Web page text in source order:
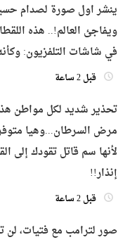
ينشر اول صورة لصدام
ويفاجئ العالم!.. هذه
في شاشات التلفزيون:
قبل 2 ساعة
تحذير شديد لكل مواطن
مرض السرطان...وهيا
لأنها سم قاتل تقودك إلى
إنذار!!
قبل 2 ساعة
صور لترامب مع فتيات، لن